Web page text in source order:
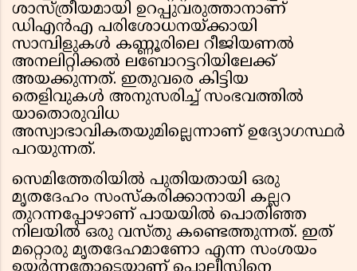
ശാസ്ത്രീയമായി ഉറപ്പുവരുത്താനാണ്
ഡിഎൻഎ പരിശോധനയ്ക്കായി
സാമ്പിളുകൾ കണ്ണൂരിലെ റീജിയണൽ
അനലിറ്റിക്കൽ ലബോറട്ടറിയിലേക്ക്
അയക്കുന്നത്. ഇതുവരെ കിട്ടിയ
തെളിവുകൾ അനുസരിച്ച് സംഭവത്തിൽ
യാതൊരുവിധ
അസ്വാഭാവികതയുമില്ലെന്നാണ് ഉദ്യോഗസ്ഥർ
പറയുന്നത്.
സെമിത്തേരിയിൽ പുതിയതായി ഒരു
മൃതദേഹം സംസ്കരിക്കാനായി കല്ലറ
തുറന്നപ്പോഴാണ് പായയിൽ പൊതിഞ്ഞ
നിലയിൽ ഒരു വസ്തു കണ്ടെത്തുന്നത്. ഇത്
മറ്റൊരു മൃതദേഹമാണോ എന്ന സംശയം